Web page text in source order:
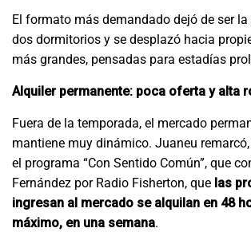
El formato más demandado dejó de ser
dos dormitorios y se desplazó hacia
más grandes, pensadas para estadías
Alquiler permanente: poca oferta y alta
Fuera de la temporada, el mercado
mantiene muy dinámico. Juaneu
el programa “Con Sentido Común”, que
Fernández por Radio Fisherton, que las
ingresan al mercado se alquilan en 48
máximo, en una semana.